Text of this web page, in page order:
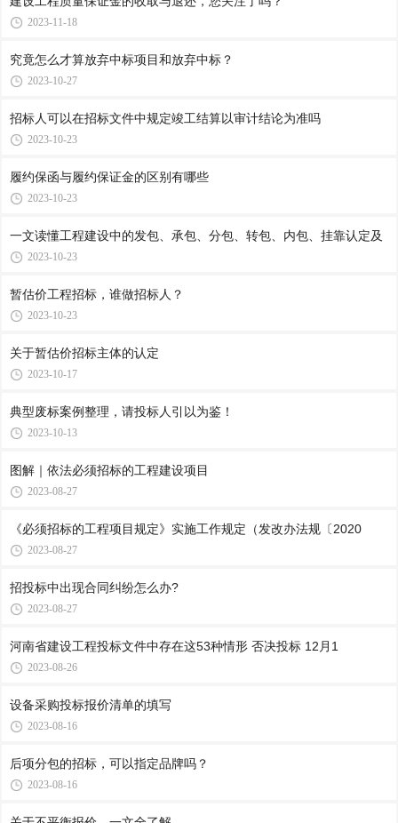
2023-11-18
究竟怎么才算放弃中标项目和放弃中标？
2023-10-27
招标人可以在招标文件中规定竣工结算以审计结论为准吗
2023-10-23
履约保函与履约保证金的区别有哪些
2023-10-23
一文读懂工程建设中的发包、承包、分包、转包、内包、挂靠认定及
2023-10-23
暂估价工程招标，谁做招标人？
2023-10-23
关于暂估价招标主体的认定
2023-10-17
典型废标案例整理，请投标人引以为鉴！
2023-10-13
图解｜依法必须招标的工程建设项目
2023-08-27
《必须招标的工程项目规定》实施工作规定（发改办法规〔2020
2023-08-27
招投标中出现合同纠纷怎么办?
2023-08-27
河南省建设工程投标文件中存在这53种情形 否决投标 12月1
2023-08-26
设备采购投标报价清单的填写
2023-08-16
后项分包的招标，可以指定品牌吗？
2023-08-16